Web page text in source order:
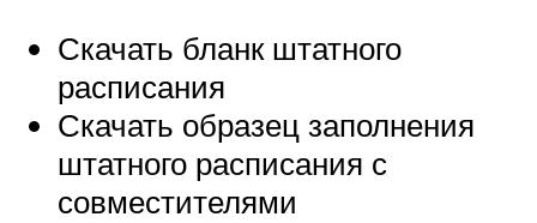
Скачать бланк штатного
расписания
Скачать образец заполнения
штатного расписания с
совместителями